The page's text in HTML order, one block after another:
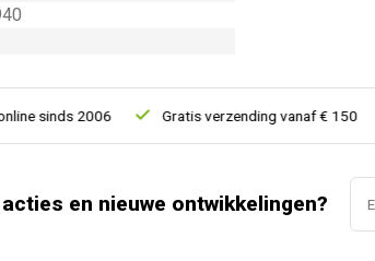
sinds 2006 Gratis verzending vanaf € 150
en nieuwe ontwikkelingen?